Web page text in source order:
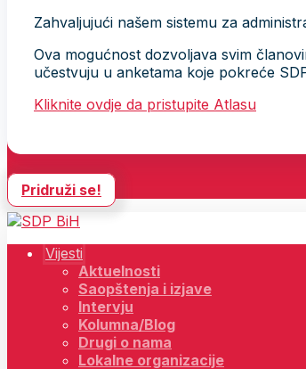
Zahvaljujući našem sistemu za
Ova mogućnost dozvoljava svim
učestvuju u anketama koje pokreće
Kliknite ovdje da pristupite Atlasu
Pridruži se!
Vijesti
Aktuelnosti
Saopštenja i izjave
Intervju
Kolumna/Blog
Drugi o nama
Lokalne organizacije